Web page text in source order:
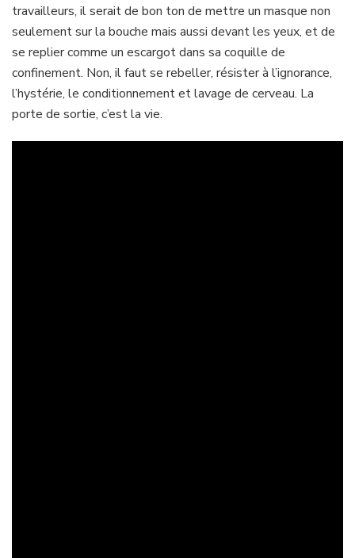
travailleurs, il serait de bon ton de mettre un masque non
seulement sur la bouche mais aussi devant les yeux, et de
se replier comme un escargot dans sa coquille de
confinement. Non, il faut se rebeller, résister à l’ignorance,
l’hystérie, le conditionnement et lavage de cerveau. La
porte de sortie, c’est la vie.